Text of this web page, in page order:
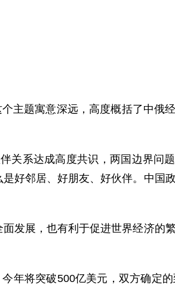
主题寓意深远，高度概括了中俄
系达成高度共识，两国边界问
好邻居、好朋友、好伙伴。中国
展，也有利于促进世界经济的繁
将突破500亿美元，双方确定的